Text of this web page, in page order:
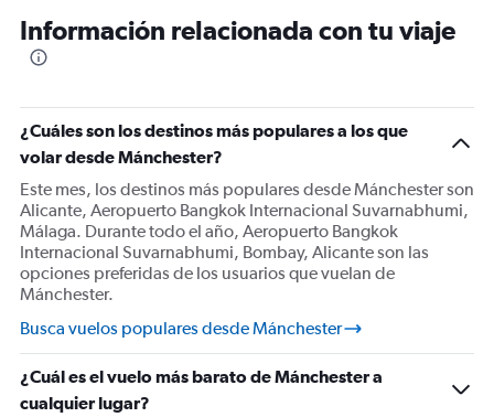
Vuelos desde Bournemouth
Vuelos desde Edimburgo
Vuelos desde Norwich
Vuelos desde Nottingham
Vuelos desde Newquay
Vuelos desde Darlington
Vuelos desde Swansea
Vuelos desde Leeds
Vuelos desde Oxford
Vuelos desde Southampton
Información relacionada con tu viaje
¿Cuáles son los destinos más populares a los que
volar desde Mánchester?
Este mes, los destinos más populares desde Mánchester son
Alicante, Aeropuerto Bangkok Internacional Suvarnabhumi,
Málaga. Durante todo el año, Aeropuerto Bangkok
Internacional Suvarnabhumi, Bombay, Alicante son las
opciones preferidas de los usuarios que vuelan de
Mánchester.
Busca vuelos populares desde Mánchester
¿Cuál es el vuelo más barato de Mánchester a
cualquier lugar?